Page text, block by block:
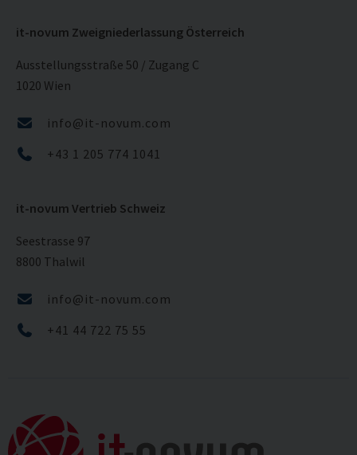
it-novum Zweigniederlassung Österreich
Ausstellungsstraße 50 / Zugang C
1020 Wien
info@it-novum.com
+43 1 205 774 1041
it-novum Vertrieb Schweiz
Seestrasse 97
8800 Thalwil
info@it-novum.com
+41 44 722 75 55